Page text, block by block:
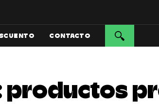
CONTACTO
productos